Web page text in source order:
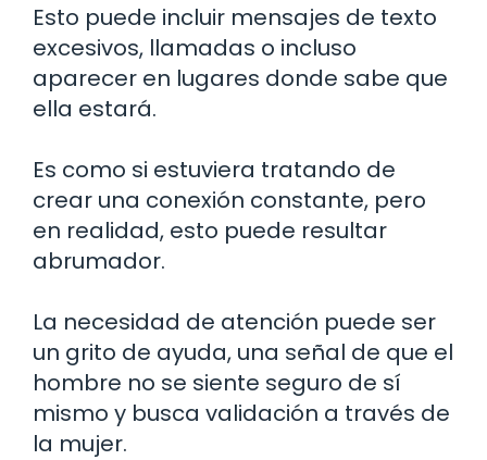
Esto puede incluir mensajes de texto
excesivos, llamadas o incluso
aparecer en lugares donde sabe que
ella estará.
Es como si estuviera tratando de
crear una conexión constante, pero
en realidad, esto puede resultar
abrumador.
La necesidad de atención puede ser
un grito de ayuda, una señal de que el
hombre no se siente seguro de sí
mismo y busca validación a través de
la mujer.